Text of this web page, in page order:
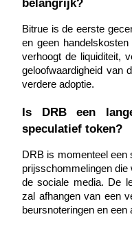
Bitrue Affiliates
Tot 65% commissies!
Doorverwijzing
Nodig een vriend uit
Bitrue is de eerste
en geen
verhoogt de liquiditeit,
geloofwaardigheid van
verdere adoptie.
Is DRB een
speculatief token?
DRB is momenteel een
prijsschommelingen die
de sociale media. De
zal afhangen van een
beursnoteringen en